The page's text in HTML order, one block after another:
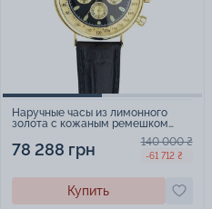
Наручные часы из лимонного
золота с кожаным ремешком
78 288 грн 140 000 ₴
-61 712 ₴
Купить